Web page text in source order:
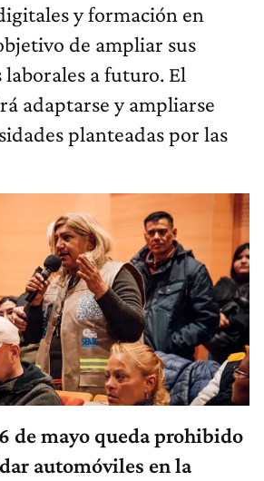
y formación en
de ampliar sus
a futuro. El
adaptarse y ampliarse
planteadas por las
de mayo queda prohibido
automóviles en la